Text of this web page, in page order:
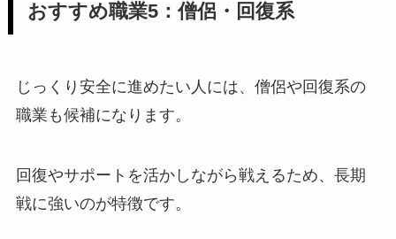
おすすめ職業5：僧侶・回復系
じっくり安全に進めたい人には、僧侶や回復系の
職業も候補になります。
回復やサポートを活かしながら戦えるため、長期
戦に強いのが特徴です。